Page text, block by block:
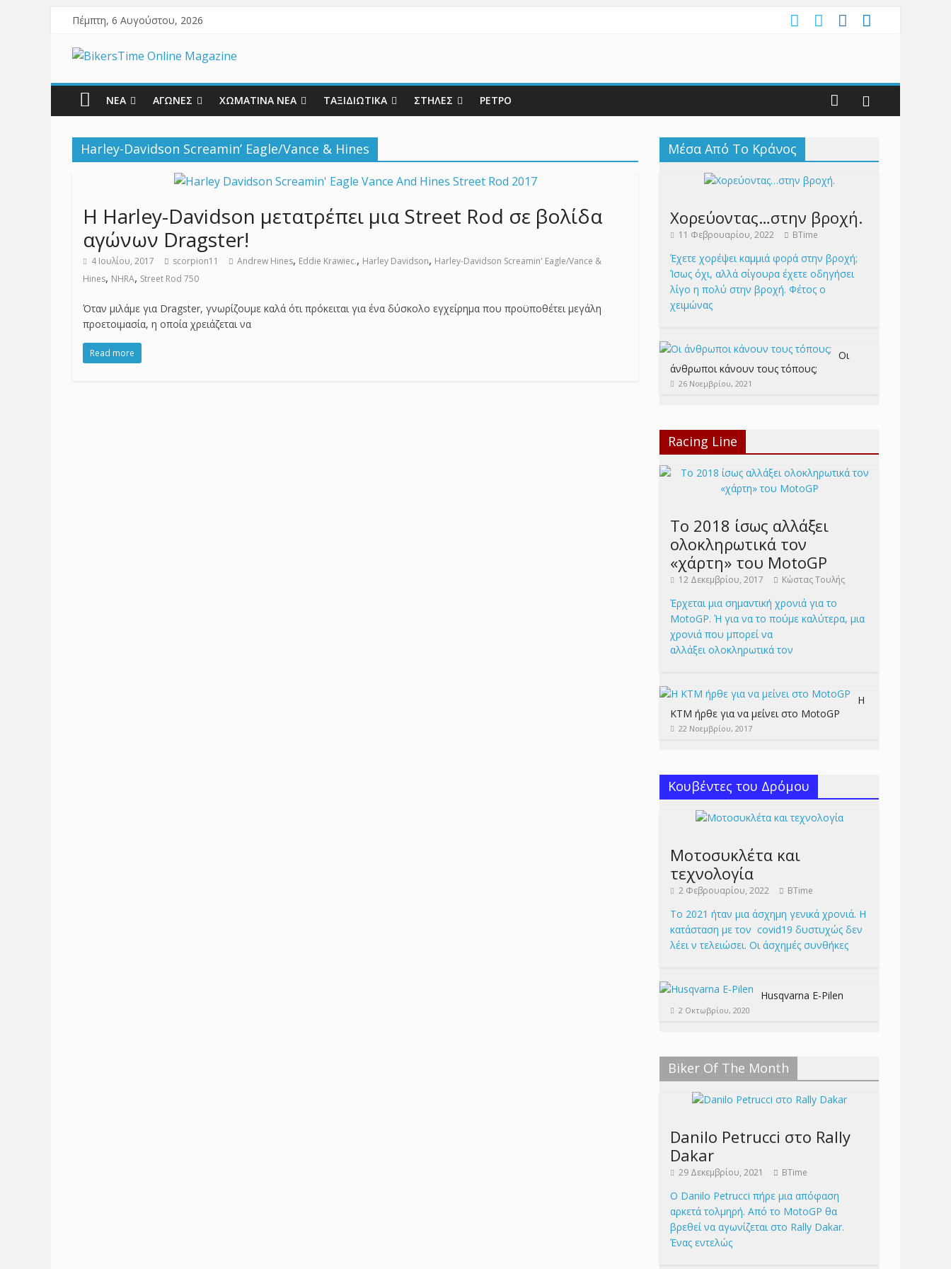
Πέμπτη, 6 Αυγούστου, 2026
ΝΕΑ ΑΓΩΝΕΣ ΧΩΜΑΤΙΝΑ ΝΕΑ ΤΑΞΙΔΙΩΤΙΚΑ ΣΤΗΛΕΣ ΡΕΤΡΟ
Harley-Davidson Screamin’ Eagle/Vance & Hines
Η Harley-Davidson μετατρέπει μια Street Rod σε βολίδα
αγώνων Dragster!
4 Ιουλίου, 2017 scorpion11 Andrew Hines, Eddie Krawiec., Harley Davidson, Harley-Davidson Screamin' Eagle/Vance &
Hines, NHRA, Street Rod 750
Όταν μιλάμε για Dragster, γνωρίζουμε καλά ότι πρόκειται για ένα δύσκολο εγχείρημα που προϋποθέτει μεγάλη
προετοιμασία, η οποία χρειάζεται να
Read more
Μέσα Από Το Κράνος
Χορεύοντας…στην βροχή.
11 Φεβρουαρίου, 2022 BTime
Έχετε χορέψει καμμιά φορά στην βροχή;
Ίσως όχι, αλλά σίγουρα έχετε οδηγήσει
λίγο η πολύ στην βροχή. Φέτος ο
χειμώνας
Οι
άνθρωποι κάνουν τους τόπους;
26 Νοεμβρίου, 2021
Racing Line
Το 2018 ίσως αλλάξει
ολοκληρωτικά τον
«χάρτη» του MotoGP
12 Δεκεμβρίου, 2017 Κώστας Τουλής
Έρχεται μια σημαντική χρονιά για το
MotoGP. Ή για να το πούμε καλύτερα, μια
χρονιά που μπορεί να
αλλάξει ολοκληρωτικά τον
Η
KTM ήρθε για να μείνει στο MotoGP
22 Νοεμβρίου, 2017
Κουβέντες του Δρόμου
Μοτοσυκλέτα και
τεχνολογία
2 Φεβρουαρίου, 2022 BTime
Το 2021 ήταν μια άσχημη γενικά χρονιά. Η
κατάσταση με τον covid19 δυστυχώς δεν
λέει ν τελειώσει. Οι άσχημές συνθήκες
Husqvarna E-Pilen
2 Οκτωβρίου, 2020
Biker Of The Month
Danilo Petrucci στο Rally
Dakar
29 Δεκεμβρίου, 2021 BTime
Ο Danilo Petrucci πήρε μια απόφαση
αρκετά τολμηρή. Από το MotoGP θα
βρεθεί να αγωνίζεται στο Rally Dakar.
Ένας εντελώς